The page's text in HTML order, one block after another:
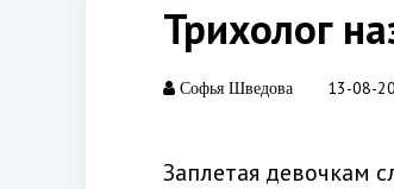
Трихолог
Софья Шведова 13-08-
Заплетая девочкам